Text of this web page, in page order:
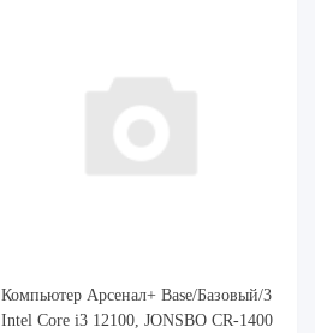
Компьютер Арсенал+ Base/Базовый/3
Intel Core i3 12100, JONSBO CR-1400